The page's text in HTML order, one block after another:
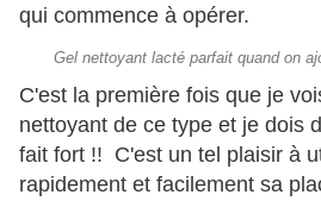
qui commence à opérer.
Gel nettoyant lacté parfait quand on
​​​​​​​C'est la première fois que je
nettoyant de ce type et je dois
fait fort !! C'est un tel plaisir à
rapidement et facilement sa